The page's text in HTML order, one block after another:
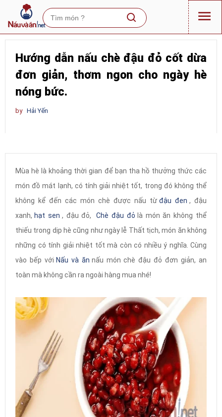
Hướng dẫn nấu chè đậu đỏ cốt dừa
đơn giản, thơm ngon cho ngày hè
nóng bức.
by Hải Yến
Mùa hè là khoảng thời gian để bạn tha hồ thưởng thức các
món đồ mát lạnh, có tính giải nhiệt tốt, trong đó không thể
không kể đến các món chè được nấu từ đậu đen , đậu
xanh, hạt sen , đậu đỏ, Chè đậu đỏ là món ăn không thể
thiếu trong dịp hè cũng như ngày lễ Thất tịch, món ăn không
những có tính giải nhiệt tốt mà còn có nhiều ý nghĩa. Cùng
vào bếp với Nấu và ăn nấu món chè đậu đỏ đơn giản, an
toàn mà không cần ra ngoài hàng mua nhé!